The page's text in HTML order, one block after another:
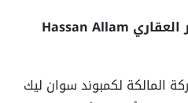
شركة حسن علام للتطوير العقاري Hassan Allam
المالكة لكمبوند سوان ليك